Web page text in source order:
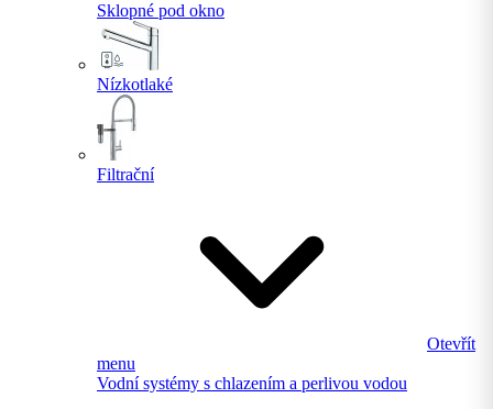
Sklopné pod okno
Nízkotlaké
Filtrační
Otevřít
menu
Vodní systémy s chlazením a perlivou vodou